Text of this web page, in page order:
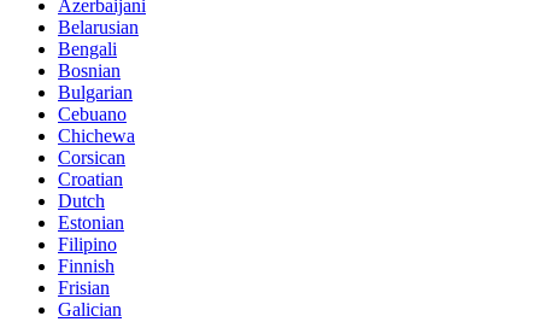
Azerbaijani
Belarusian
Bengali
Bosnian
Bulgarian
Cebuano
Chichewa
Corsican
Croatian
Dutch
Estonian
Filipino
Finnish
Frisian
Galician